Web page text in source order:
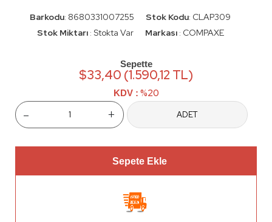
Barkodu: 8680331007255 Stok Kodu: CLAP309
Stok Miktarı : Stokta Var Markası : COMPAXE
Sepette
$33,40 (1.590,12 TL)
KDV : %20
- + ADET
Sepete Ekle